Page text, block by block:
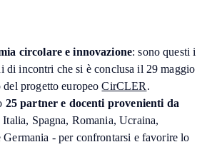
circolare e innovazione: sono questi i
di incontri che si è conclusa il 29 maggio
progetto europeoCirCLER .
25 partner e docenti provenienti da
Spagna, Romania, Ucraina,
- per confrontarsi e favorire lo